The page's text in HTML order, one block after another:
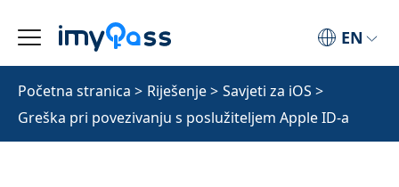
EN
Početna stranica > Riješenje> Savjeti za iOS >
Greška pri povezivanju s poslužiteljem Apple ID-a